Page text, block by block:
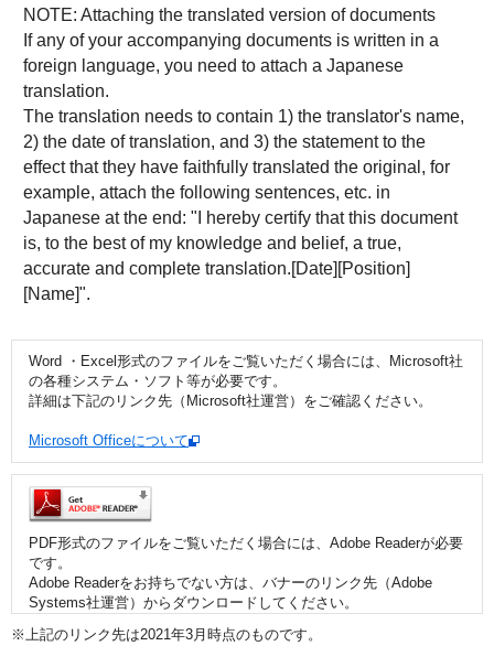
NOTE: Attaching the translated version of documents
If any of your accompanying documents is written in a
foreign language, you need to attach a Japanese
translation.
The translation needs to contain 1) the translator's name,
2) the date of translation, and 3) the statement to the
effect that they have faithfully translated the original, for
example, attach the following sentences, etc. in
Japanese at the end: "I hereby certify that this document
is, to the best of my knowledge and belief, a true,
accurate and complete translation.[Date][Position]
[Name]".
Word ・Excel形式のファイルをご覧いただく場合には、Microsoft社
の各種システム・ソフト等が必要です。
詳細は下記のリンク先（Microsoft社運営）をご確認ください。
Microsoft Officeについて
PDF形式のファイルをご覧いただく場合には、Adobe Readerが必要
です。
Adobe Readerをお持ちでない方は、バナーのリンク先（Adobe
Systems社運営）からダウンロードしてください。
※上記のリンク先は2021年3月時点のものです。